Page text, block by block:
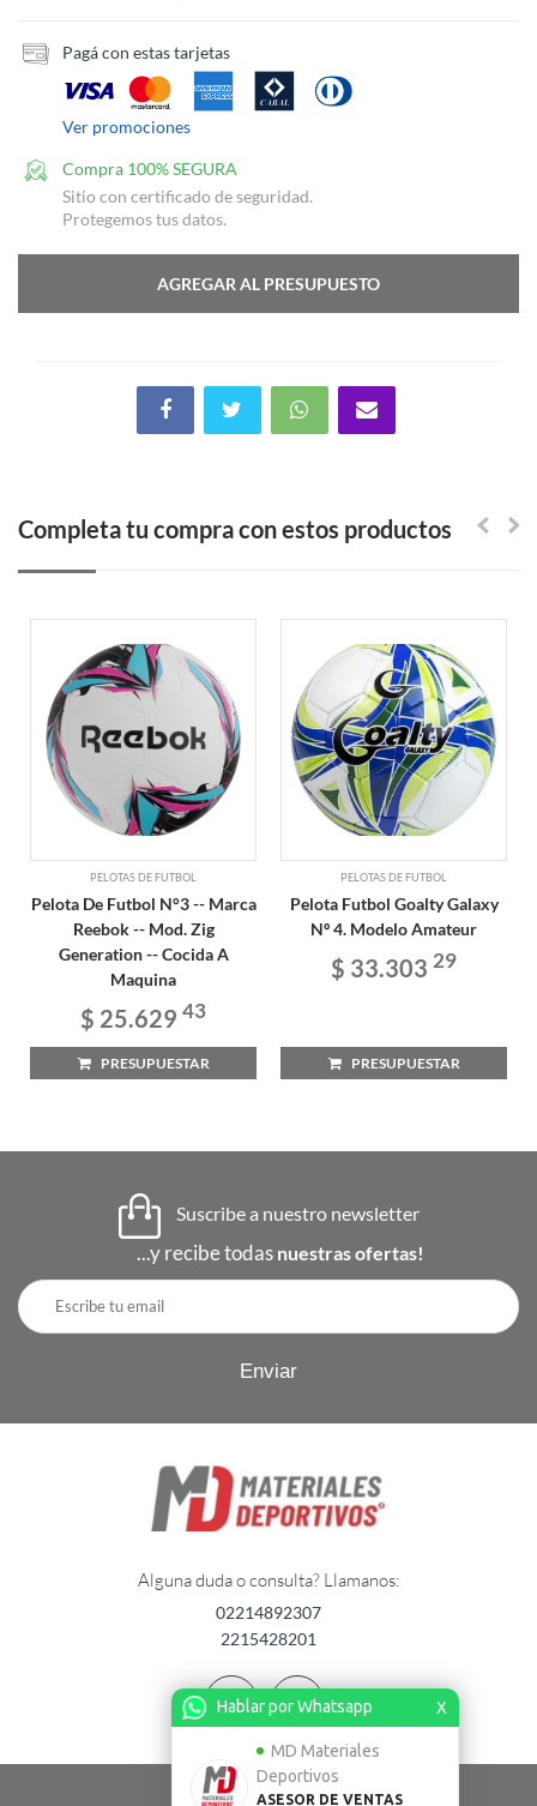
Hablar por Whatsapp X
MD Materiales
Deportivos
ASESOR DE VENTAS
Pagá con estas tarjetas
Ver promociones
Compra 100% SEGURA
Sitio con certificado de seguridad.
Protegemos tus datos.
AGREGAR AL PRESUPUESTO
Completa tu compra con estos productos
PELOTAS DE FUTBOL
Pelota De Futbol N°3 -- Marca
Reebok -- Mod. Zig
Generation -- Cocida A
Maquina
$ 25.629 43
PRESUPUESTAR
PELOTAS DE FUTBOL
Pelota Futbol Goalty Galaxy
Nº 4. Modelo Amateur
$ 33.303 29
PRESUPUESTAR
Suscribe a nuestro newsletter
...y recibe todas nuestras ofertas!
Alguna duda o consulta? Llamanos:
02214892307
2215428201